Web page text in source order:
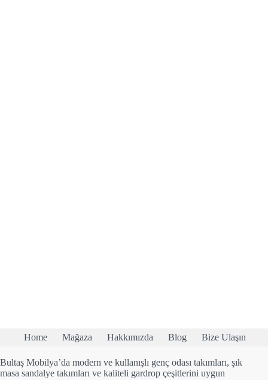
Home Mağaza Hakkımızda Blog Bize Ulaşın
Bultaş Mobilya’da modern ve kullanışlı genç odası takımları, şık
masa sandalye takımları ve kaliteli gardrop çeşitlerini uygun